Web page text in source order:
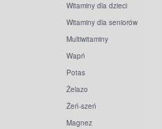
Witaminy dla dzieci
Witaminy dla seniorów
Multiwitaminy
Wapń
Potas
Żelazo
Żeń-szeń
Magnez